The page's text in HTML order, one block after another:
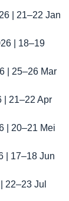
| 21–22 Jan
| 18–19
| 25–26 Mar
| 21–22 Apr
| 20–21 Mei
| 17–18 Jun
22–23 Jul